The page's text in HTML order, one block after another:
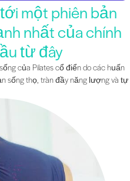
một phiên bản
nhất của chính
từ đây
của Pilates cổ điển do các huấn
sống thọ, tràn đầy năng lượng và tự